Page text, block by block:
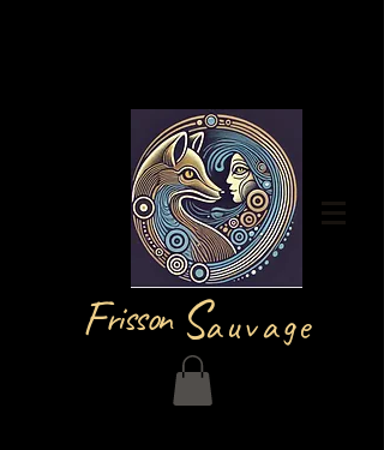
Frisson auvage
Se connecter
S